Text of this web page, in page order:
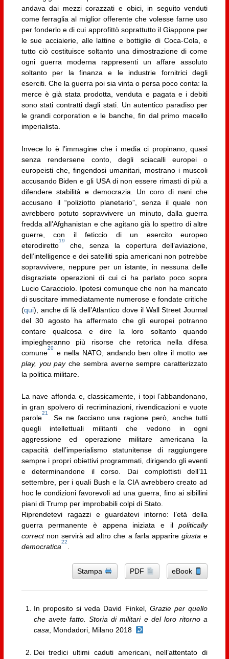
andava dai mezzi corazzati e obici, in seguito venduti
come ferraglia al miglior offerente che volesse farne uso
per fonderlo e di cui approfittò soprattutto il Giappone per
le sue acciaierie, alle lattine e bottiglie di Coca-Cola, e
tutto ciò costituisce soltanto una dimostrazione di come
ogni guerra moderna rappresenti un affare assoluto
soltanto per la finanza e le industrie fornitrici degli
eserciti. Che la guerra poi sia vinta o persa poco conta: la
merce è già stata prodotta, venduta e pagata e i debiti
sono stati contratti dagli stati. Un autentico paradiso per
le grandi corporation e le banche, fin dal primo macello
imperialista.
Invece lo è l’immagine che i media ci propinano, quasi
senza rendersene conto, degli sciacalli europei o
europeisti che, fingendosi umanitari, mostrano i muscoli
accusando Biden e gli USA di non essere rimasti di più a
difendere stabilità e democrazia. Un coro di nani che
accusano il “poliziotto planetario”, senza il quale non
avrebbero potuto sopravvivere un minuto, dalla guerra
fredda all’Afghanistan e che agitano già lo spettro di altre
guerre, con il feticcio di un esercito europeo
eterodiretto
19
che, senza la copertura dell’aviazione,
dell’intelligence e dei satelliti spia americani non potrebbe
sopravvivere, neppure per un istante, in nessuna delle
disgraziate operazioni di cui ci ha parlato poco sopra
Lucio Caracciolo. Ipotesi comunque che non ha mancato
di suscitare immediatamente numerose e fondate critiche
(qui), anche di là dell’Atlantico dove il Wall Street Journal
del 30 agosto ha affermato che gli europei potranno
contare qualcosa e dire la loro soltanto quando
impiegheranno più risorse che retorica nella difesa
comune
20
e nella NATO, andando ben oltre il mottowe
play, you payche sembra averne sempre caratterizzato
la politica militare.
La nave affonda e, classicamente, i topi l’abbandonano,
in gran spolvero di recriminazioni, rivendicazioni e vuote
parole
21
. Se ne facciano una ragione però, anche tutti
quegli intellettuali militanti che vedono in ogni
aggressione ed operazione militare americana la
capacità dell’imperialismo statunitense di raggiungere
sempre i propri obiettivi programmati, dirigendo gli eventi
e determinandone il corso. Dai complottisti dell’11
settembre, per i quali Bush e la CIA avrebbero creato ad
hoc le condizioni favorevoli ad una guerra, fino ai sibillini
piani di Trump per improbabili colpi di Stato.
Riprendetevi ragazzi e guardatevi intorno: l’età della
guerra permanente è appena iniziata e ilpolitically
correctnon servirà ad altro che a farla appariregiusta e
democratica
22
Stampa PDF eBook
In proposito si veda David Finkel, Grazie per quello
che avete fatto. Storia di militari e del loro ritorno a
casa , Mondadori, Milano 2018
Dei tredici ultimi caduti americani, nell’attentato di